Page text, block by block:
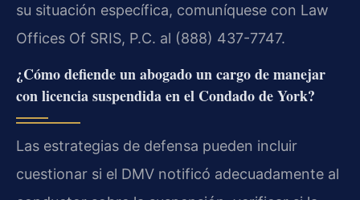
su situación específica, comuníquese con Law
Offices Of SRIS, P.C. al (888) 437-7747.
¿Cómo defiende un abogado un cargo de manejar
con licencia suspendida en el Condado de York?
Las estrategias de defensa pueden incluir
cuestionar si el DMV notificó adecuadamente al